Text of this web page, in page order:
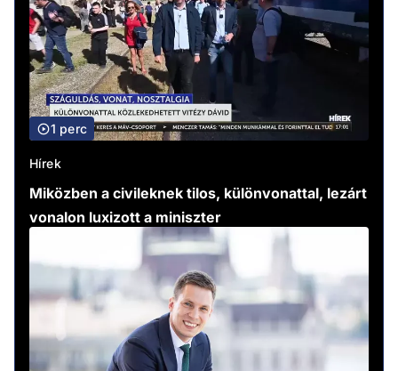
1 perc
Hírek
Miközben a civileknek tilos, különvonattal, lezárt
vonalon luxizott a miniszter